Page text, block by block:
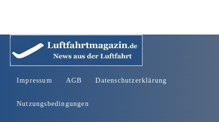
Impressum AGB Datenschutzerklärung
Nutzungsbedingungen